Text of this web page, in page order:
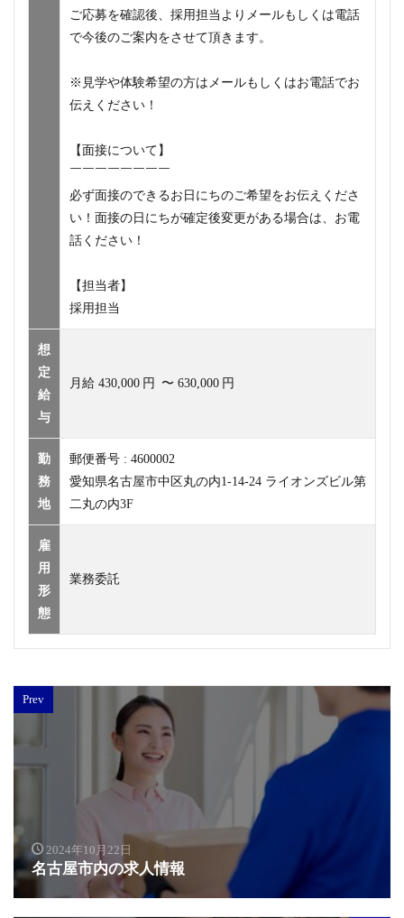
ご応募を確認後、採用担当よりメールもしくは電話
で今後のご案内をさせて頂きます。
※見学や体験希望の方はメールもしくはお電話でお
伝えください！
【面接について】
￣￣￣￣￣￣￣￣
必ず面接のできるお日にちのご希望をお伝えくださ
い！面接の日にちが確定後変更がある場合は、お電
話ください！
【担当者】
採用担当
想
定
給
与
月給 430,000 円 〜 630,000 円
勤
務
地
郵便番号 : 4600002
愛知県名古屋市中区丸の内1-14-24 ライオンズビル第
二丸の内3F
雇
用
形
態
業務委託
Prev
2024年10月22日
名古屋市内の求人情報